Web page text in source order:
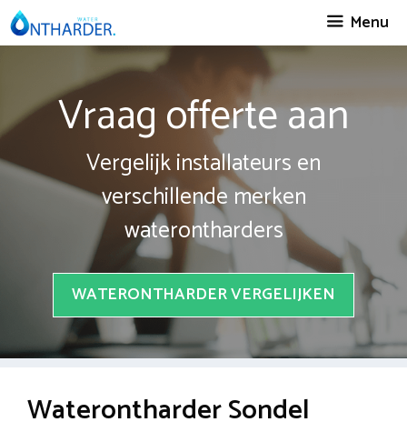
Spring
naar
Menu
Vraag offerte aan
Vergelijk installateurs en
verschillende merken
waterontharders
WATERONTHARDER VERGELIJKEN
Waterontharder Sondel